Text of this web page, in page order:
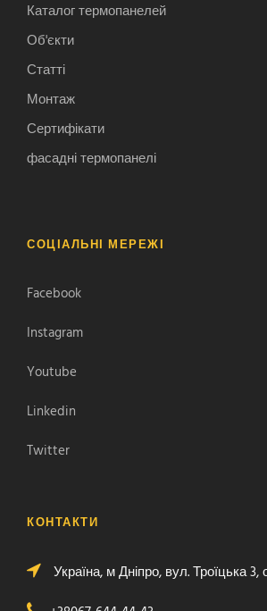
Каталог термопанелей
Об'єкти
Статті
Монтаж
Сертифікати
фасадні термопанелі
СОЦІАЛЬНІ МЕРЕЖІ
Facebook
Instagram
Youtube
Linkedin
Twitter
КОНТАКТИ
Україна, м Дніпро, вул. Троїцька 3,